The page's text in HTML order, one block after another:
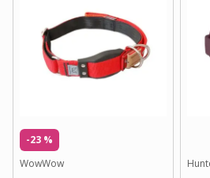
-23 %
WowWow